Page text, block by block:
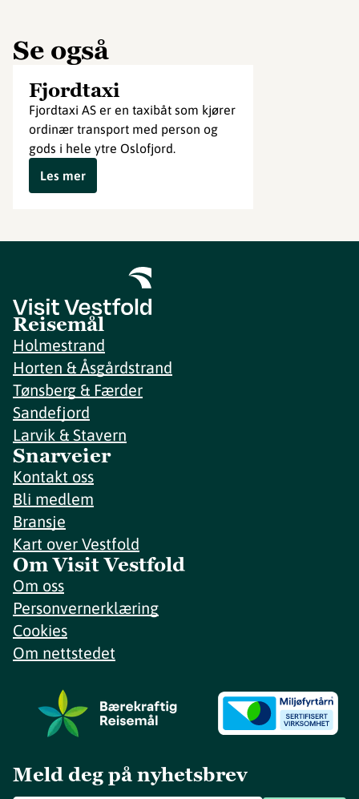
Se også
Fjordtaxi
Fjordtaxi AS er en taxibåt som kjører
ordinær transport med person og
gods i hele ytre Oslofjord.
Les mer
Reisemål
Holmestrand
Horten & Åsgårdstrand
Tønsberg & Færder
Sandefjord
Larvik & Stavern
Snarveier
Kontakt oss
Bli medlem
Bransje
Kart over Vestfold
Om Visit Vestfold
Om oss
Personvernerklæring
Cookies
Om nettstedet
Meld deg på nyhetsbrev